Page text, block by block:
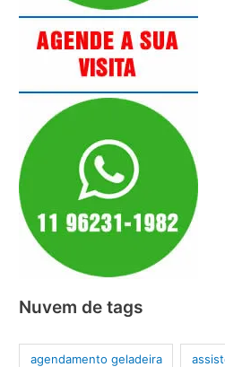
Nuvem de tags
agendamento geladeira